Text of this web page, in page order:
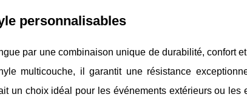
personnalisables
par une combinaison unique de durabilité, confort
multicouche, il garantit une résistance
un choix idéal pour les événements extérieurs ou les